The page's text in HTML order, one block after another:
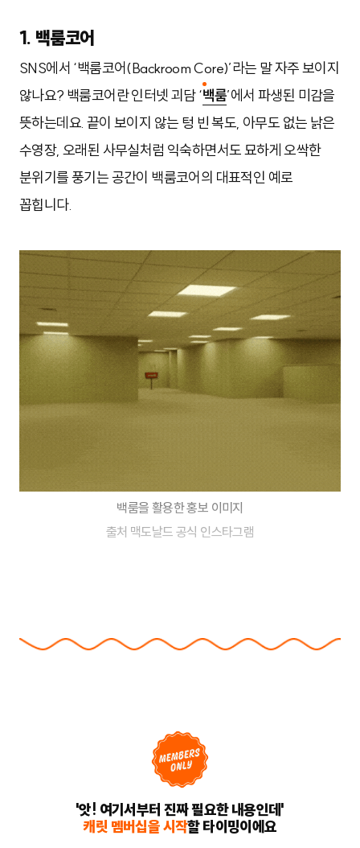
1. 백룸코어
SNS에서 ‘백룸코어(Backroom Core)’라는 말 자주 보이지
않나요? 백룸코어란 인터넷 괴담 ‘백룸’에서 파생된 미감을
뜻하는데요. 끝이 보이지 않는 텅 빈 복도, 아무도 없는 낡은
수영장, 오래된 사무실처럼 익숙하면서도 묘하게 오싹한
분위기를 풍기는 공간이 백룸코어의 대표적인 예로
꼽힙니다.
백룸을 활용한 홍보 이미지
출처 맥도날드 공식 인스타그램
'앗! 여기서부터 진짜 필요한 내용인데'
캐릿 멤버십을 시작할 타이밍이에요